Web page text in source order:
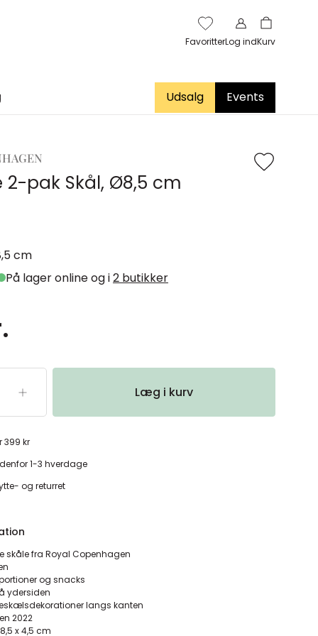
FavoritterLog indKurv
Udsalg Events
2-pak Skål, Ø8,5 cm
cm
På lager online og i2 butikker
Læg i kurv
399 kr
1-3 hverdage
og returret
skåle fra Royal Copenhagen
og snacks
ydersiden
langs kanten
2022
x 4,5 cm